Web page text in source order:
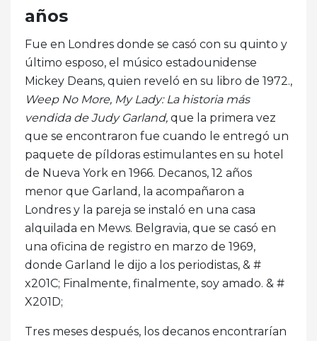
años
Fue en Londres donde se casó con su quinto y
último esposo, el músico estadounidense
Mickey Deans, quien reveló en su libro de 1972.,
Weep No More, My Lady: La historia más
vendida de Judy Garland, que la primera vez
que se encontraron fue cuando le entregó un
paquete de píldoras estimulantes en su hotel
de Nueva York en 1966. Decanos, 12 años
menor que Garland, la acompañaron a
Londres y la pareja se instaló en una casa
alquilada en Mews. Belgravia, que se casó en
una oficina de registro en marzo de 1969,
donde Garland le dijo a los periodistas, & #
x201C; Finalmente, finalmente, soy amado. & #
X201D;
Tres meses después, los decanos encontrarían